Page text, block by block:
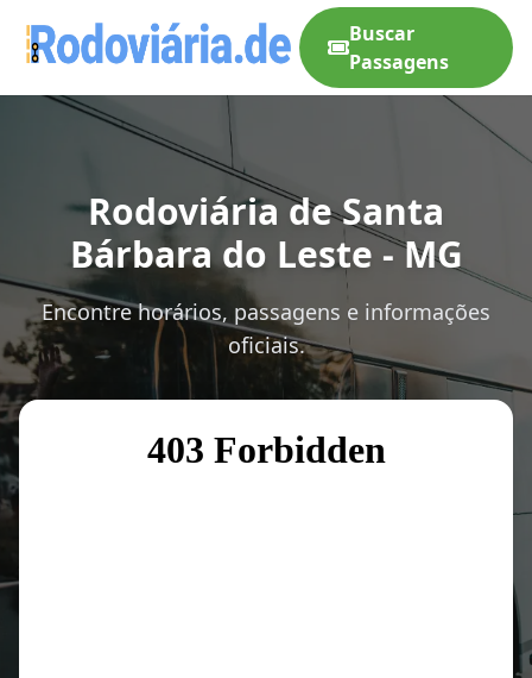
Buscar
Passagens
Rodoviária de Santa
Bárbara do Leste - MG
Encontre horários, passagens e informações
oficiais.